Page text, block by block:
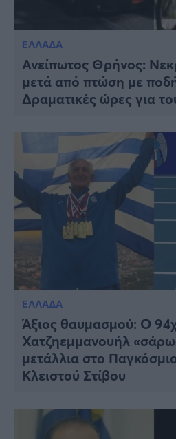
ΕΛΛΑΔΑ
Ανείπωτος Θρήνος:
μετά από πτώση με
Δραματικές ώρες για
ΕΛΛΑΔΑ
Άξιος θαυμασμού: Ο
Χατζηεμμανουήλ
μετάλλια στο
Κλειστού Στίβου